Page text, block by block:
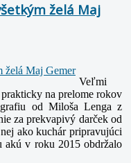
želá Maj
Veľmi
na prelome rokov
od Miloša Lenga z
za prekvapivý darček od
ako kuchár pripravujúci
akú v roku 2015 obdržalo